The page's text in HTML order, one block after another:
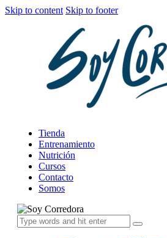
Skip to content Skip to footer
Tienda
Entrenamiento
Nutrición
Cursos
Contacto
Somos